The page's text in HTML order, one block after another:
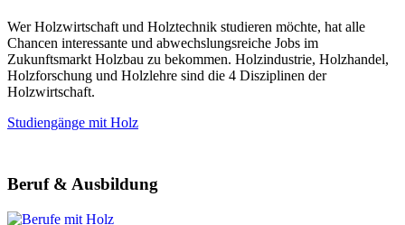
Wer Holzwirtschaft und Holztechnik studieren möchte, hat alle
Chancen interessante und abwechslungsreiche Jobs im
Zukunftsmarkt Holzbau zu bekommen. Holzindustrie, Holzhandel,
Holzforschung und Holzlehre sind die 4 Disziplinen der
Holzwirtschaft.
Studiengänge mit Holz
Beruf & Ausbildung